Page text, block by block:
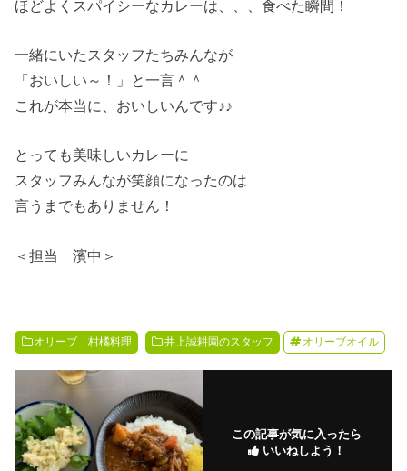
ほどよくスパイシーなカレーは、、、食べた瞬間！
一緒にいたスタッフたちみんなが
「おいしい～！」と一言＾＾
これが本当に、おいしいんです♪♪
とっても美味しいカレーに
スタッフみんなが笑顔になったのは
言うまでもありません！
＜担当 濱中＞
オリーブ 柑橘料理 井上誠耕園のスタッフ オリーブオイル
この記事が気に入ったら
いいねしよう！